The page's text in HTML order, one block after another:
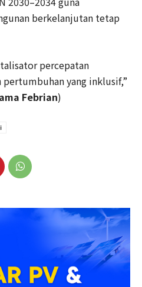
berkelanjutan tetap
percepatan
yang inklusif,”
Febrian)